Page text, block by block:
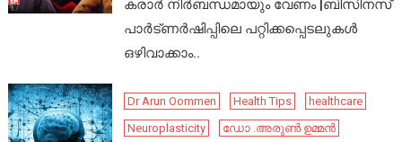
കരാർ നിർബന്ധമായും വേണം |ബിസിനസ്
പാർട്ണർഷിപ്പിലെ പറ്റിക്കപ്പെടലുകൾ
ഒഴിവാക്കാം..
Dr Arun Oommen Health Tips
healthcare
Neuroplasticity
ഡോ .അരുൺ ഉമ്മൻ